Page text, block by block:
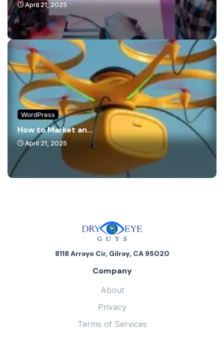
April 21, 2025
WordPress
How to Market an...
April 21, 2025
8118 Arroyo Cir, Gilroy, CA 95020
Company
About
Privacy
Terms of Services